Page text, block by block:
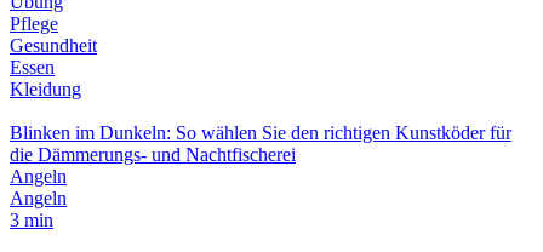
Pflege
Gesundheit
Essen
Kleidung
Blinken im Dunkeln: So wählen Sie den richtigen Kunstköder für
die Dämmerungs- und Nachtfischerei
Angeln
Angeln
3 min